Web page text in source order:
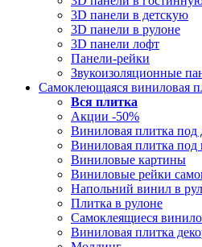
3D панели в детскую
3D панели в рулоне
3D панели лофт
Панели-рейки
Звукоизоляционные
Самоклеющаяся виниловая
Вся плитка
Акции -50%
Виниловая плитка под
Виниловая плитка под
Виниловые картины
Виниловые рейки
Напольний винил в
Плитка в рулоне
Самоклеящиеся
Виниловая плитка